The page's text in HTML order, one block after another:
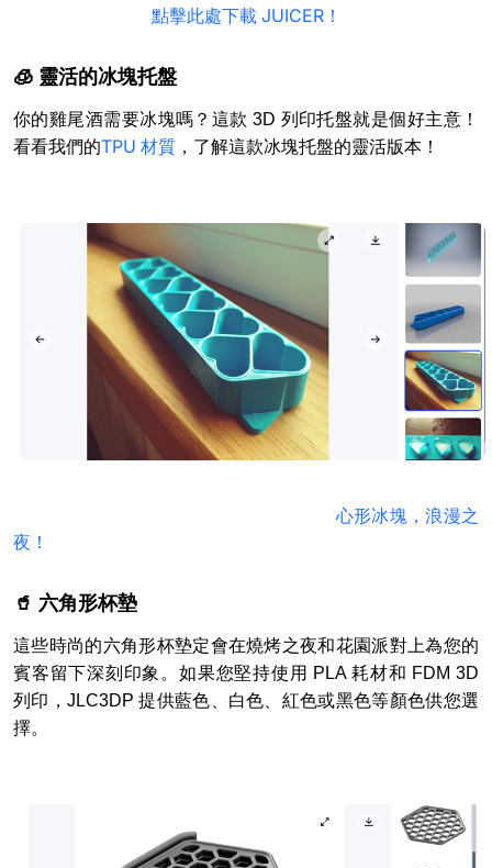
點擊此處下載 JUICER！
🧊 靈活的冰塊托盤
你的雞尾酒需要冰塊嗎？這款 3D 列印托盤就是個好主意！
看看我們的TPU 材質 ，了解這款冰塊托盤的靈活版本！
心形冰塊，浪漫之
夜！
🥤 六角形杯墊
這些時尚的六角形杯墊定會在燒烤之夜和花園派對上為您的
賓客留下深刻印象。如果您堅持使用 PLA 耗材和 FDM 3D
列印，JLC3DP 提供藍色、白色、紅色或黑色等顏色供您選
擇。